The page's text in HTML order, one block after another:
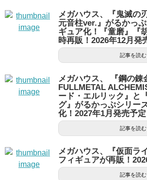
メガハウス、『鬼滅の
元音柱ver.』がるかっ
ギュア化！『童磨』『
時再販！2026年12月発
記事を読む
メガハウス、 『鋼の錬
FULLMETAL
ード・エルリック』と
グ』がるかっぷシリー
化！2027年1月発売予定
記事を読む
メガハウス、『仮面ラ
フィギュアが再販！
記事を読む